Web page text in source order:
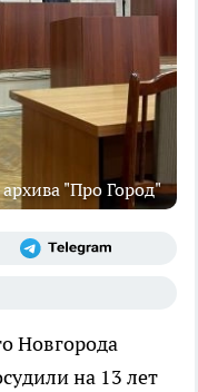
"Про Город"
Новгорода
на 13 лет